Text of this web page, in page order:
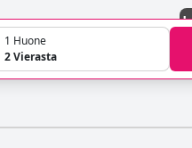
+
1 Huone
2 Vierasta